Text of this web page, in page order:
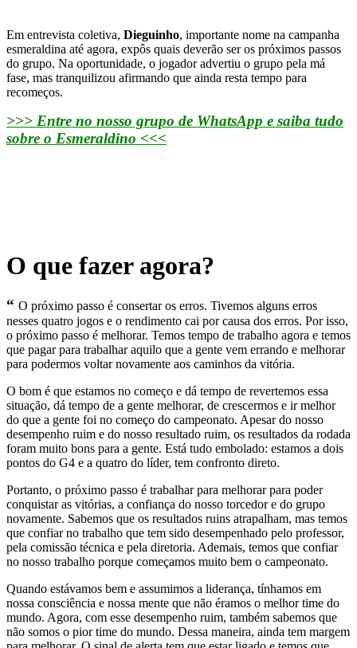
Em entrevista coletiva, Dieguinho, importante nome na campanha
esmeraldina até agora, expôs quais deverão ser os próximos passos
do grupo. Na oportunidade, o jogador advertiu o grupo pela má
fase, mas tranquilizou afirmando que ainda resta tempo para
recomeços.
>>> Entre no nosso grupo de WhatsApp e saiba tudo
sobre o Esmeraldino <<<
O que fazer agora?
“ O próximo passo é consertar os erros. Tivemos alguns erros
nesses quatro jogos e o rendimento cai por causa dos erros. Por isso,
o próximo passo é melhorar. Temos tempo de trabalho agora e temos
que pagar para trabalhar aquilo que a gente vem errando e melhorar
para podermos voltar novamente aos caminhos da vitória.
O bom é que estamos no começo e dá tempo de revertemos essa
situação, dá tempo de a gente melhorar, de crescermos e ir melhor
do que a gente foi no começo do campeonato. Apesar do nosso
desempenho ruim e do nosso resultado ruim, os resultados da rodada
foram muito bons para a gente. Está tudo embolado: estamos a dois
pontos do G4 e a quatro do líder, tem confronto direto.
Portanto, o próximo passo é trabalhar para melhorar para poder
conquistar as vitórias, a confiança do nosso torcedor e do grupo
novamente. Sabemos que os resultados ruins atrapalham, mas temos
que confiar no trabalho que tem sido desempenhado pelo professor,
pela comissão técnica e pela diretoria. Ademais, temos que confiar
no nosso trabalho porque começamos muito bem o campeonato.
Quando estávamos bem e assumimos a liderança, tínhamos em
nossa consciência e nossa mente que não éramos o melhor time do
mundo. Agora, com esse desempenho ruim, também sabemos que
não somos o pior time do mundo. Dessa maneira, ainda tem margem